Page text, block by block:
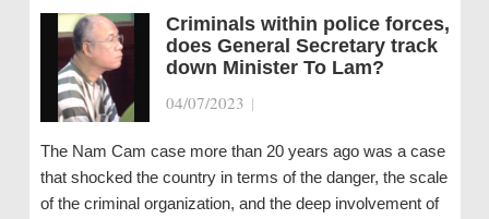
Criminals within police forces,
does General Secretary track
down Minister To Lam?
04/07/2023 |
The Nam Cam case more than 20 years ago was a case
that shocked the country in terms of the danger, the scale
of the criminal organization, and the deep involvement of